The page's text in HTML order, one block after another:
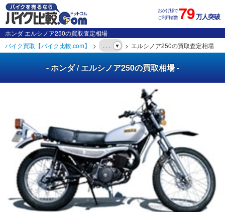
おかげ様で
ご利用者数79万人突破
ホンダ エルシノア250の買取査定相場
バイク買取【バイク比較.com】
. . . エルシノア250の買取査定相場
- ホンダ / エルシノア250の買取相場 -